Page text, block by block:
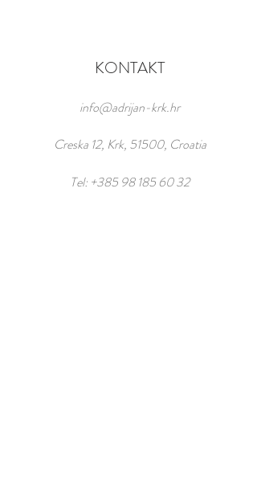
KONTAKT
info@adrijan-krk.hr
Creska 12, Krk, 51500, Croatia
Tel: +385 98 185 60 32